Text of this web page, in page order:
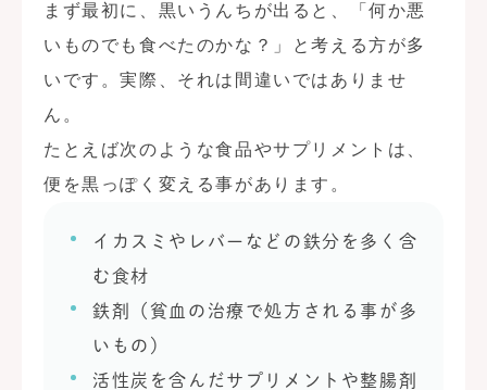
まず最初に、黒いうんちが出ると、「何か悪
いものでも食べたのかな？」と考える方が多
いです。実際、それは間違いではありませ
ん。
たとえば次のような食品やサプリメントは、
便を黒っぽく変える事があります。
イカスミやレバーなどの鉄分を多く含
む食材
鉄剤（貧血の治療で処方される事が多
いもの）
活性炭を含んだサプリメントや整腸剤